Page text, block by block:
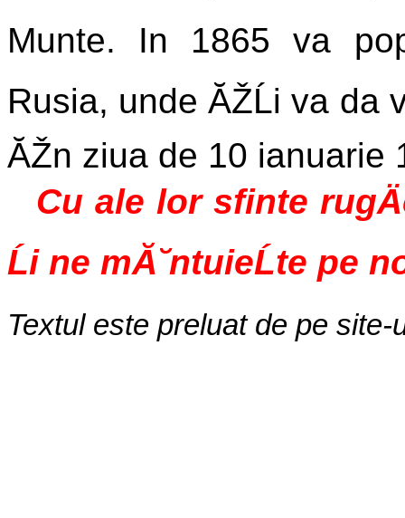
Munte. In 1865 va
Rusia, unde ĂŽĹi va da
ĂŽn ziua de 10 ianuarie
Cu ale lor sfinte
Ĺi ne mĂ˘ntuieĹte pe
Textul este preluat de pe